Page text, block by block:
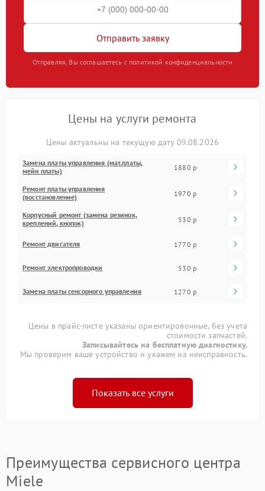
Отправить заявку
Отправляя, Вы соглашаетесь с политикой конфиденциальности
Цены на услуги ремонта
Цены актуальны на текущую дату 09.08.2026
Замена платы управления (мат.платы,
мейн платы)
1880 р
Ремонт платы управления
(восстановление)
1970 р
Корпусный ремонт (замена резинок,
креплений, кнопок)
530 р
Ремонт двигателя 1770 р
Ремонт электропроводки 530 р
Замена платы сенсорного управления 1270 р
Цены в прайс-листе указаны ориентировочные, без учета
стоимости запчастей.
Записывайтесь на бесплатную диагностику.
Мы проверим ваше устройство и укажем на неисправность.
Показать все услуги
Преимущества сервисного центра
Miele